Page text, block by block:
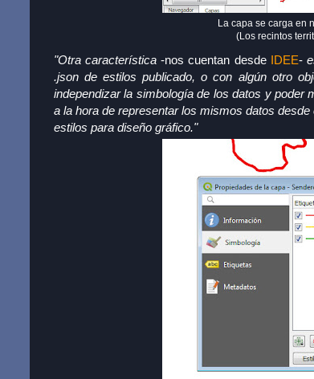
La capa se carga en
(Los recintos
"Otra característica-nos cuentan desde IDEE-
.json de estilos publicado, o con algún otro
independizar la simbología de los datos y poder
a la hora de representar los mismos datos
estilos para diseño gráfico."